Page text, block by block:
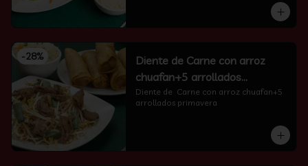
-28%
Diente de Carne con arroz
chuafan+5 arrollados
primavera
Diente de  Carne con arroz chuafan+5
arrollados primavera